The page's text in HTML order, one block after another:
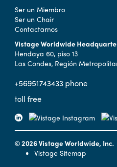
Ser un Miembro
Ser un Chair
Contactarnos
Vistage Worldwide
Hendaya 60, piso 13
Las Condes, Región
+56951743433 phone
toll free
© 2026 Vistage Worldwide, Inc.
Vistage Sitemap